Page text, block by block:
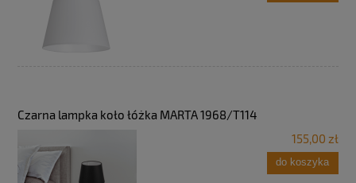
Czarna lampka koło łóżka MARTA 1968/T114
155,00 zł
do koszyka